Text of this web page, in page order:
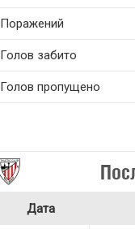
Поражений
Голов забито
Голов пропущено
Дата